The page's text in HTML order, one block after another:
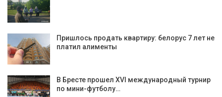
Пришлось продать квартиру: белорус 7 лет не
платил алименты
В Бресте прошел XVI международный турнир
по мини-футболу…